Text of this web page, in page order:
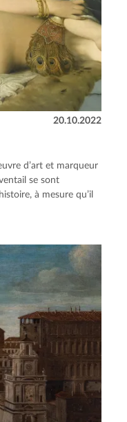
20.10.2022
d’art et marqueur
se sont
à mesure qu’il